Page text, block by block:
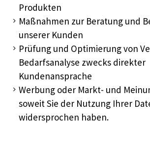
Produkten
Maßnahmen zur Beratung und
unserer Kunden
Prüfung und Optimierung von
Bedarfsanalyse zwecks direkter
Kundenansprache
Werbung oder Markt- und
soweit Sie der Nutzung Ihrer
widersprochen haben.